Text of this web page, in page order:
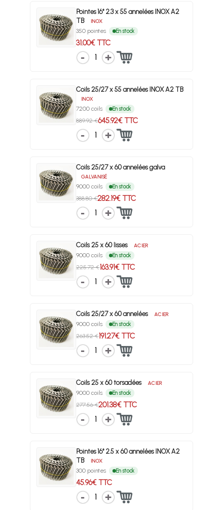
Pointes 16° 2.3 x 55 annelées INOX A2
TB
INOX
350 pointes En stock
31.00€ TTC
1
Coils 25/27 x 55 annelées INOX A2 TB
INOX
7200 coils En stock
889.92 €645.92€ TTC
1
Coils 25/27 x 60 annelées galva
GALVANISÉ
9000 coils En stock
388.80 €282.19€ TTC
1
Coils 25 x 60 lisses ACIER
9000 coils En stock
225.72 €163.91€ TTC
1
Coils 25/27 x 60 annelées ACIER
9000 coils En stock
263.52 €191.27€ TTC
1
Coils 25 x 60 torsadées ACIER
9000 coils En stock
277.56 €201.38€ TTC
1
Pointes 16° 2.5 x 60 annelées INOX A2
TB
INOX
300 pointes En stock
45.96€ TTC
1